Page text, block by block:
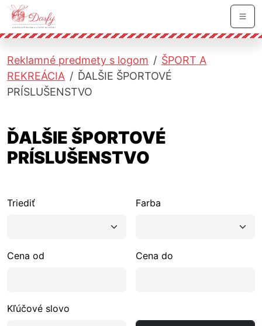
Skočiť na hlavnú navigáciu
Skočiť na obsah
Skočiť na bočnú lištu
Skočiť na pätičku
Reklamné predmety s logom
ŠPORT A
REKREÁCIA
ĎALŠIE ŠPORTOVÉ
PRÍSLUŠENSTVO
ĎALŠIE ŠPORTOVÉ
PRÍSLUŠENSTVO
Triediť Farba
Cena od Cena do
Kľúčové slovo